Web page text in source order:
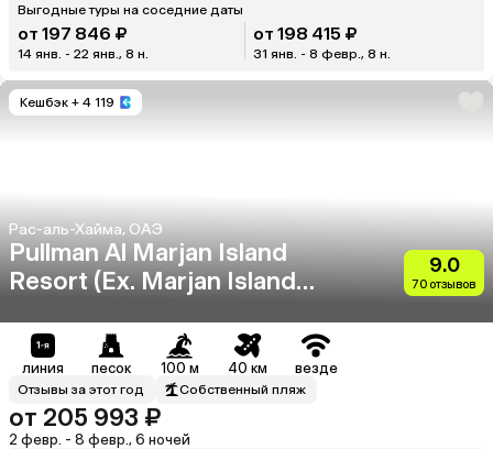
Выгодные туры на соседние даты
от 197 846 ₽
14 янв. - 22 янв., 8 н.
от 198 415 ₽
31 янв. - 8 февр., 8 н.
Кешбэк + 4 119
Рас-аль-Хайма, ОАЭ
Pullman Al Marjan Island
Resort (Ex. Marjan Island
9.0
70 отзывов
линия песок 100 м 40 км везде
Отзывы за этот год Собственный пляж
от 205 993 ₽
2 февр. - 8 февр., 6 ночей